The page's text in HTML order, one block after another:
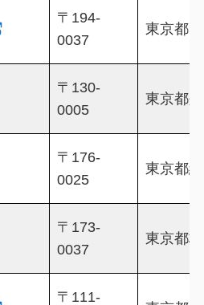
〒194-
0037
東京都
〒130-
0005
東京都
〒176-
0025
東京都
〒173-
0037
東京都
〒111-